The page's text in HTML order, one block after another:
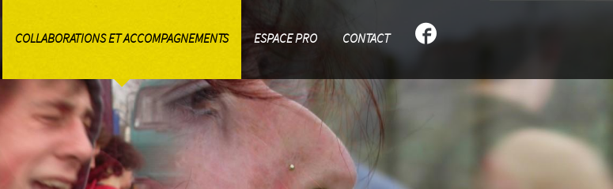
COLLABORATIONS ET ACCOMPAGNEMENTS ESPACE PRO CONTACT